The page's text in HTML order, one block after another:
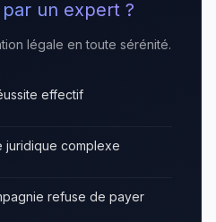
un expert ?
légale en toute sérénité.
effectif
juridique complexe
refuse de payer